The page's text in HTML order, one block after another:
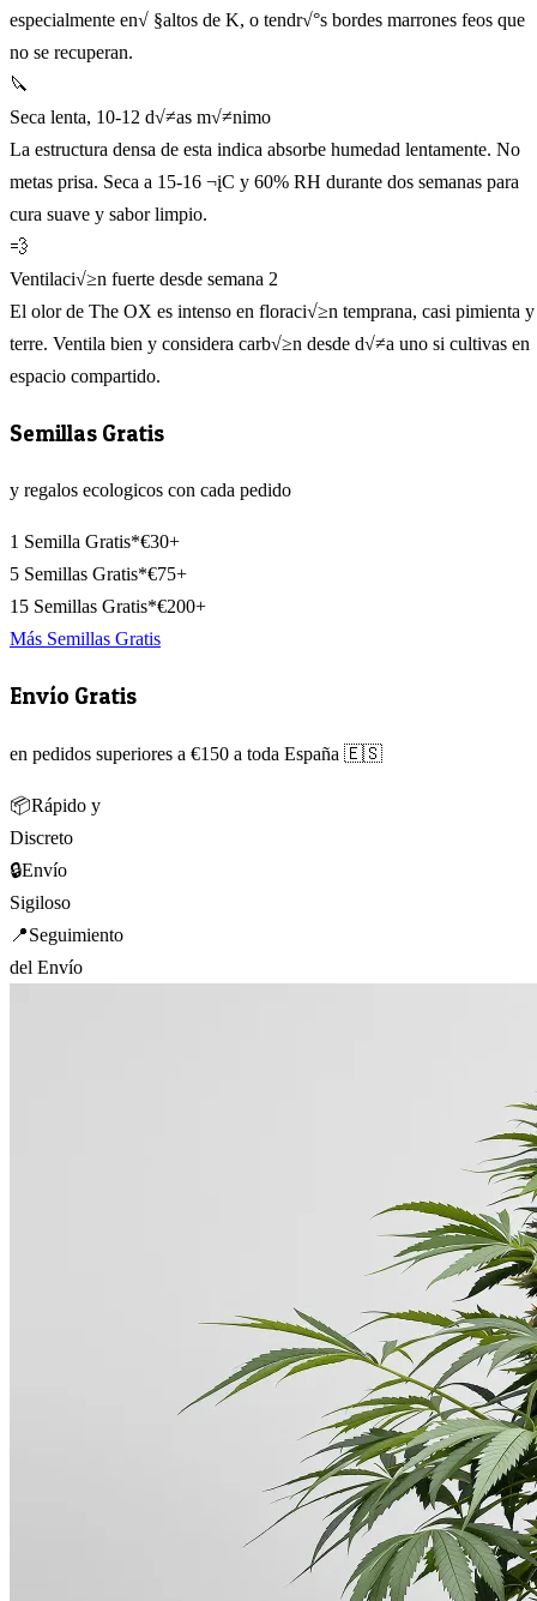
especialmente en√ §altos de K, o tendr√°s bordes marrones feos que
no se recuperan.
🔪
Seca lenta, 10-12 d√≠as m√≠nimo
La estructura densa de esta indica absorbe humedad lentamente. No
metas prisa. Seca a 15-16 ¬įC y 60% RH durante dos semanas para
cura suave y sabor limpio.
💨
Ventilaci√≥n fuerte desde semana 2
El olor de The OX es intenso en floraci√≥n temprana, casi pimienta y
terre. Ventila bien y considera carb√≥n desde d√≠a uno si cultivas en
espacio compartido.
Semillas Gratis
y regalos ecologicos con cada pedido
1 Semilla Gratis*€30+
5 Semillas Gratis*€75+
15 Semillas Gratis*€200+
Más Semillas Gratis
Envío Gratis
en pedidos superiores a €150 a toda España 🇪🇸
📦Rápido y
Discreto
🔒Envío
Sigiloso
📍Seguimiento
del Envío